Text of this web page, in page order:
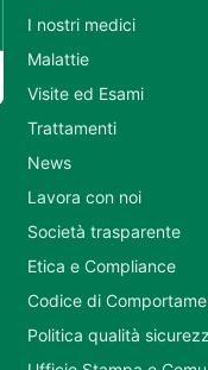
I nostri medici
Malattie
Visite ed Esami
Trattamenti
News
Lavora con noi
Società trasparente
Etica e Compliance
Codice di
Politica qualità